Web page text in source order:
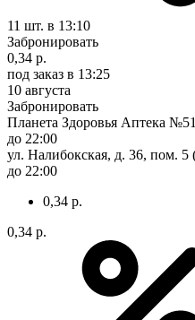
11 шт. в 13:10
Забронировать
0,34 р.
под заказ в 13:25
10 августа
Забронировать
Планета Здоровья Аптека №51
до 22:00
ул. Налибокская, д. 36, пом.
до 22:00
0,34 р.
0,34 р.